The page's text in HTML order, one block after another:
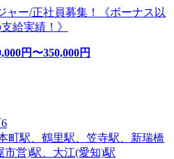
ャー/正社員募集！《ボーナス以
給実績！》
円〜350,000円
町駅、鶴里駅、笠寺駅、新瑞橋
営)駅、大江(愛知)駅